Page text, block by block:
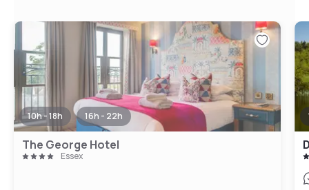
10h - 18h 16h - 22h
The George Hotel
Essex